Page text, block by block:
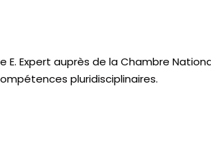
E. Expert auprès de laChambre
pluridisciplinaires.